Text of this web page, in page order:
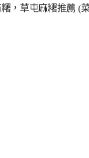
，草屯麻糬推薦 (